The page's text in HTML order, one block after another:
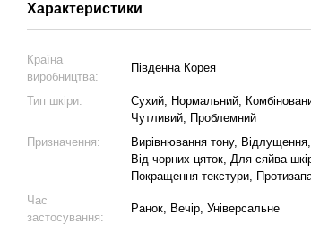
Характеристики
Країна
виробництва:
Південна Корея
Тип шкіри:
Сухий, Нормальний,
Чутливий, Проблемний
Призначення:
Вирівнювання тону,
Від чорних цяток, Для сяйва
Покращення текстури,
Час
застосування:
Ранок, Вечір, Універсальне